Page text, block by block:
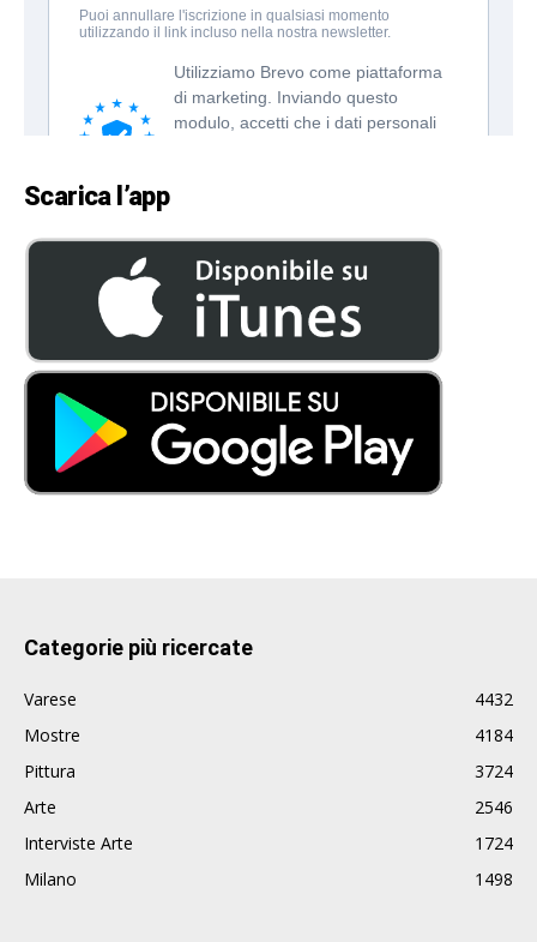
Scarica l’app
Categorie più ricercate
Varese
4432
Mostre
4184
Pittura
3724
Arte
2546
Interviste Arte
1724
Milano
1498